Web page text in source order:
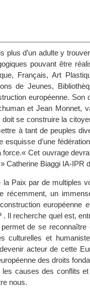
plus d’un adulte y
pouvant être
Français, Art
de Jeunes,
européenne. Son
et Jean Monnet,
se construire la
à tant de peuples
esquisse d’une
Cet ouvrage
Catherine Biaggi IA-IPR
Paix par de multiples
récemment, un
européenne
. Il recherche quel est,
de se reconnaître
culturelles et
acteur de cette
des droits
causes des conflits
nous.